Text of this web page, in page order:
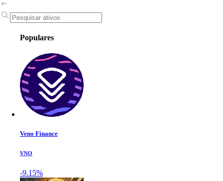
Populares
Veno Finance
VNO
-9.15%